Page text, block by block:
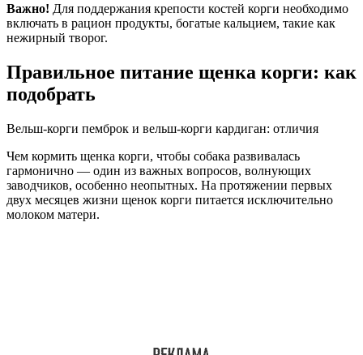
Важно! Для поддержания крепости костей корги необходимо
включать в рацион продукты, богатые кальцием, такие как
нежирный творог.
Правильное питание щенка корги: как
подобрать
Вельш-корги пемброк и вельш-корги кардиган: отличия
Чем кормить щенка корги, чтобы собака развивалась
гармонично — один из важных вопросов, волнующих
заводчиков, особенно неопытных. На протяжении первых
двух месяцев жизни щенок корги питается исключительно
молоком матери.